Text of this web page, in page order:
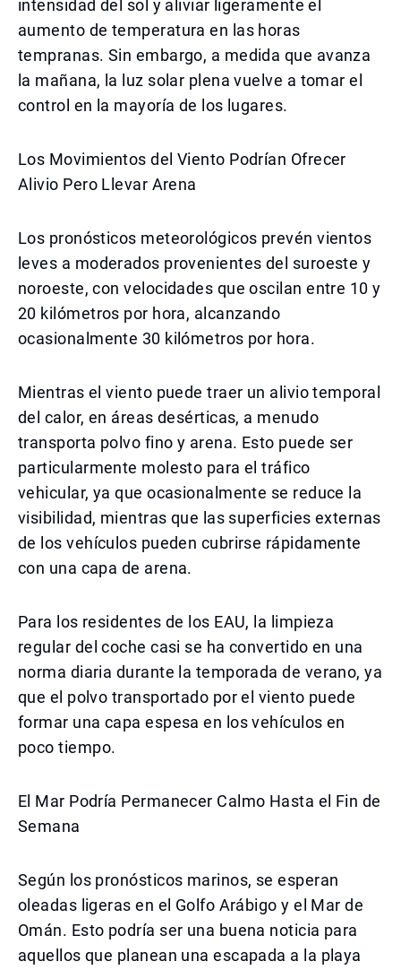
intensidad del sol y aliviar ligeramente el
aumento de temperatura en las horas
tempranas. Sin embargo, a medida que avanza
la mañana, la luz solar plena vuelve a tomar el
control en la mayoría de los lugares.
Los Movimientos del Viento Podrían Ofrecer
Alivio Pero Llevar Arena
Los pronósticos meteorológicos prevén vientos
leves a moderados provenientes del suroeste y
noroeste, con velocidades que oscilan entre 10 y
20 kilómetros por hora, alcanzando
ocasionalmente 30 kilómetros por hora.
Mientras el viento puede traer un alivio temporal
del calor, en áreas desérticas, a menudo
transporta polvo fino y arena. Esto puede ser
particularmente molesto para el tráfico
vehicular, ya que ocasionalmente se reduce la
visibilidad, mientras que las superficies externas
de los vehículos pueden cubrirse rápidamente
con una capa de arena.
Para los residentes de los EAU, la limpieza
regular del coche casi se ha convertido en una
norma diaria durante la temporada de verano, ya
que el polvo transportado por el viento puede
formar una capa espesa en los vehículos en
poco tiempo.
El Mar Podría Permanecer Calmo Hasta el Fin de
Semana
Según los pronósticos marinos, se esperan
oleadas ligeras en el Golfo Arábigo y el Mar de
Omán. Esto podría ser una buena noticia para
aquellos que planean una escapada a la playa